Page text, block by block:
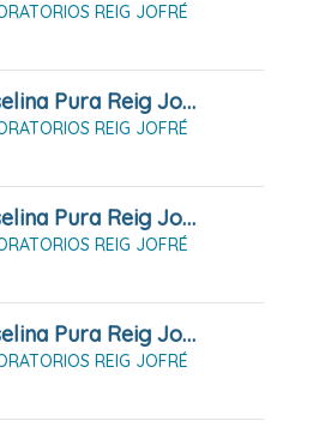
REIG JOFRÉ
Vaselina Pura Reig Jofre Pomada (18g)
REIG JOFRÉ
Vaselina Pura Reig Jofre Pomada (25g)
REIG JOFRÉ
Vaselina Pura Reig Jofre Pomada (32g)
REIG JOFRÉ